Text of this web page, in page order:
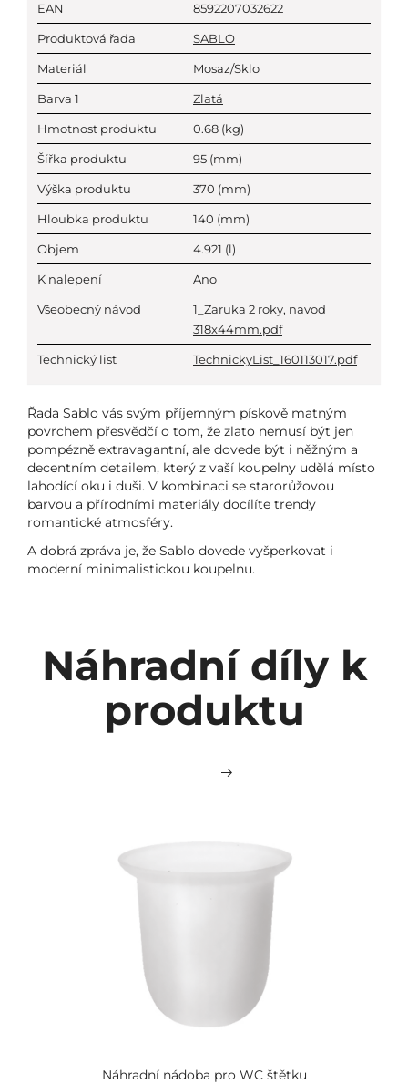
EAN 8592207032622
Produktová řada SABLO
Materiál Mosaz/Sklo
Barva 1 Zlatá
Hmotnost produktu 0.68 (kg)
Šířka produktu 95 (mm)
Výška produktu 370 (mm)
Hloubka produktu 140 (mm)
Objem 4.921 (l)
K nalepení Ano
Všeobecný návod
1_Zaruka 2 roky, navod
318x44mm.pdf
Technický list TechnickyList_160113017.pdf
Řada Sablo vás svým příjemným pískově matným
povrchem přesvědčí o tom, že zlato nemusí být jen
pompézně extravagantní, ale dovede být i něžným a
decentním detailem, který z vaší koupelny udělá místo
lahodící oku i duši. V kombinaci se starorůžovou
barvou a přírodními materiály docílíte trendy
romantické atmosféry.
A dobrá zpráva je, že Sablo dovede vyšperkovat i
moderní minimalistickou koupelnu.
Náhradní díly k
produktu
Náhradní nádoba pro WC štětku